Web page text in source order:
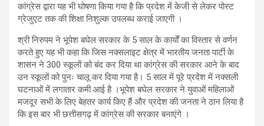
कांग्रेस द्वारा यह भी घोषणा किया गया है कि प्रदेश में केजी से लेकर पोस्ट
ग्रेजुएट तक की शिक्षा निशुल्क उपलब्ध कराई जाएगी ।
श्री निरुपम ने भूपेश बघेल सरकार के 5 साल के कार्यों का विस्तार से वर्णन
करते हुए यह भी कहा कि जिस नक्सलाइट क्षेत्र में भारतीय जनता पार्टी के
शासन ने 300 स्कूलों को बंद कर दिया था कांग्रेस की सरकार आने के बाद
उन स्कूलों को पुनः चालू कर दिया गया है। 5 साल में पूरे प्रदेश में नक्सली
घटनाओं में लगातार कमी आई है ।भूपेश बघेल सरकार ने युवाओं महिलाओं
मजदूर सभी के लिए बेहतर कार्य किए हैं और प्रदेश की जनता ने ठान लिया है
कि इस बार भी छत्तीसगढ़ में कांग्रेस की सरकार बनाएंगे ।